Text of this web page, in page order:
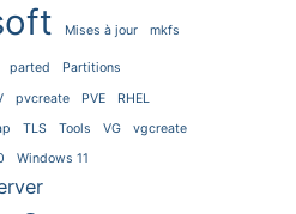
Mises à jour mkfs
parted Partitions
pvcreate PVE
RHEL
TLS Tools VG
vgcreate
Windows 11